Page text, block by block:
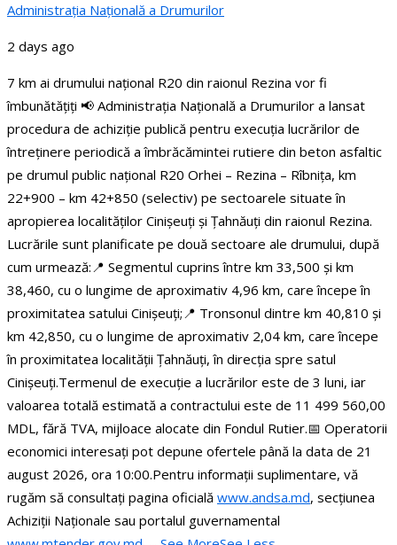
Administraţia Națională a Drumurilor
2 days ago
7 km ai drumului național R20 din raionul Rezina vor fi
îmbunătățiți 📢 Administrația Națională a Drumurilor a lansat
procedura de achiziție publică pentru execuția lucrărilor de
întreținere periodică a îmbrăcămintei rutiere din beton asfaltic
pe drumul public național R20 Orhei – Rezina – Rîbnița, km
22+900 – km 42+850 (selectiv) pe sectoarele situate în
apropierea localităților Cinișeuți și Țahnăuți din raionul Rezina.
Lucrările sunt planificate pe două sectoare ale drumului, după
cum urmează:📍 Segmentul cuprins între km 33,500 și km
38,460, cu o lungime de aproximativ 4,96 km, care începe în
proximitatea satului Cinișeuți;📍 Tronsonul dintre km 40,810 și
km 42,850, cu o lungime de aproximativ 2,04 km, care începe
în proximitatea localității Țahnăuți, în direcția spre satul
Cinișeuți.Termenul de execuție a lucrărilor este de 3 luni, iar
valoarea totală estimată a contractului este de 11 499 560,00
MDL, fără TVA, mijloace alocate din Fondul Rutier.📅 Operatorii
economici interesați pot depune ofertele până la data de 21
august 2026, ora 10:00.Pentru informații suplimentare, vă
rugăm să consultați pagina oficială www.andsa.md, secțiunea
Achiziții Naționale sau portalul guvernamental